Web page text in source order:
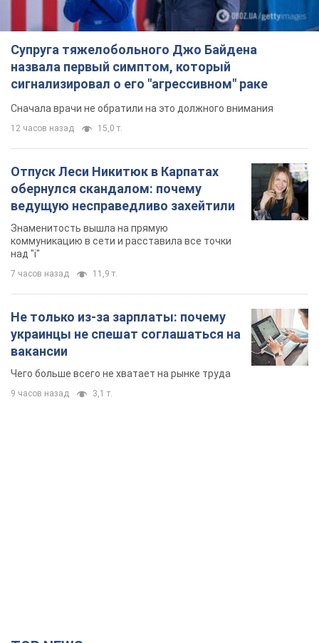
Отпуск Леси Никитюк в Карпатах
обернулся скандалом: почему
ведущую несправедливо захейтили
Знаменитость вышла на прямую
над "i"
7 часов назад 11,9 т.
Не только из-за зарплаты: почему
украинцы не спешат соглашаться на
вакансии
Чего больше всего не хватает на рынке труда
9 часов назад